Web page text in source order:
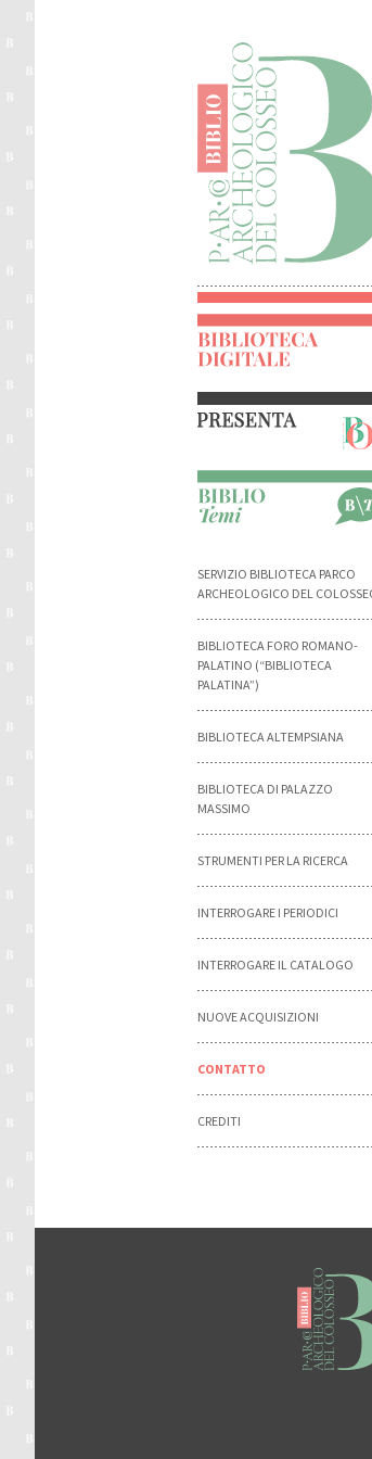
SERVIZIO BIBLIOTECA PARCO
ARCHEOLOGICO DEL
BIBLIOTECA FORO ROMANO-
PALATINO (“BIBLIOTECA
PALATINA”)
BIBLIOTECA ALTEMPSIANA
BIBLIOTECA DI PALAZZO
MASSIMO
STRUMENTI PER LA RICERCA
INTERROGARE I PERIODICI
INTERROGARE IL CATALOGO
NUOVE ACQUISIZIONI
CONTATTO
CREDITI